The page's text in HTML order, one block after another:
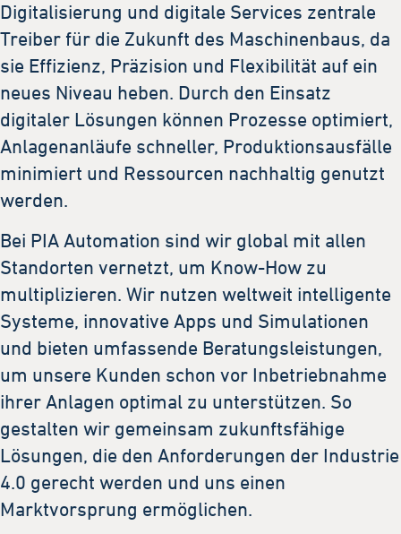
Digitalisierung und digitale Services zentrale
Treiber für die Zukunft des Maschinenbaus, da
sie Effizienz, Präzision und Flexibilität auf ein
neues Niveau heben. Durch den Einsatz
digitaler Lösungen können Prozesse optimiert,
Anlagenanläufe schneller, Produktionsausfälle
minimiert und Ressourcen nachhaltig genutzt
werden.
Bei PIA Automation sind wir global mit allen
Standorten vernetzt, um Know-How zu
multiplizieren. Wir nutzen weltweit intelligente
Systeme, innovative Apps und Simulationen
und bieten umfassende Beratungsleistungen,
um unsere Kunden schon vor Inbetriebnahme
ihrer Anlagen optimal zu unterstützen. So
gestalten wir gemeinsam zukunftsfähige
Lösungen, die den Anforderungen der Industrie
4.0 gerecht werden und uns einen
Marktvorsprung ermöglichen.